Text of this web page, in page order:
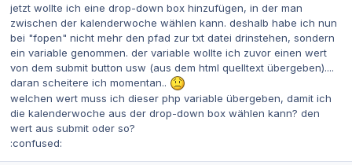
jetzt wollte ich eine drop-down box hinzufügen, in der man
zwischen der kalenderwoche wählen kann. deshalb habe ich nun
bei "fopen" nicht mehr den pfad zur txt datei drinstehen, sondern
ein variable genommen. der variable wollte ich zuvor einen wert
von dem submit button usw (aus dem html quelltext übergeben)....
daran scheitere ich momentan..
welchen wert muss ich dieser php variable übergeben, damit ich
die kalenderwoche aus der drop-down box wählen kann? den
wert aus submit oder so?
:confused: